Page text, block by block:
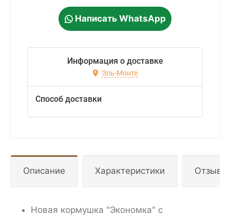
Написать WhatsApp
Информация о доставке
Эль-Монте
Способ доставки
Описание Характеристики
Новая кормушка "Экономка" с